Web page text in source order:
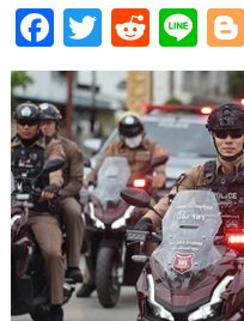
F
ac
e
b
o
o
k
T
w
itt
er
R
e
d
di
t
Li
n
e